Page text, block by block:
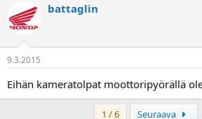
battaglin
9.3.2015
Eihän kameratolpat moottoripyörällä
1 / 6 Seuraava